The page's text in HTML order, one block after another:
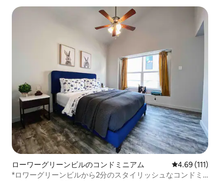
ローワーグリーンビルのコンドミニアム レビュー111
4.69 (111)
*ロワーグリーンビルから2分のスタイリッシュなコンドミ